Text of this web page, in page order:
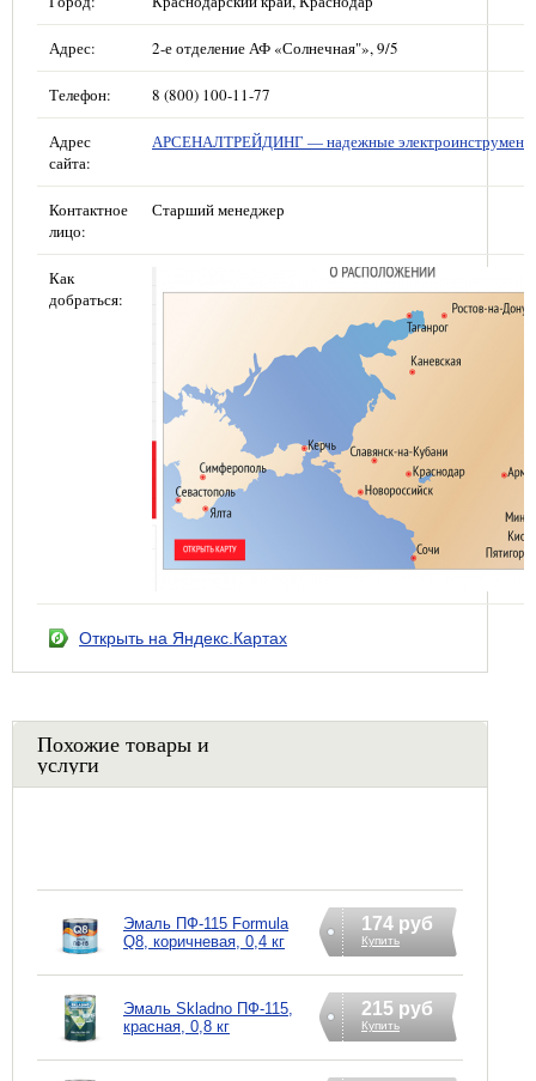
Адрес: 2-е отделение АФ «Солнечная"», 9/5
Телефон: 8 (800) 100-11-77
Адрес
сайта:
АРСЕНАЛТРЕЙДИНГ — надежные
Контактное
лицо:
Старший менеджер
Как
добраться:
Открыть на Яндекс.Картах
Похожие товары и
услуги
Эмаль ПФ-115 Formula
Q8, коричневая, 0,4 кг
174 руб
Купить
Эмаль Skladno ПФ-115,
красная, 0,8 кг
215 руб
Купить